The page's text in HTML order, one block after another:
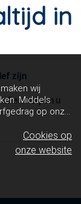
in
zijn
en helpen u
wij
Middels
op onze
te delen via
Cookies op
onze website